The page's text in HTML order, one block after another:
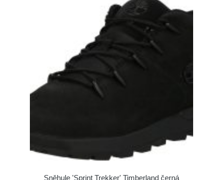
Sněhule 'Sprint Trekker' Timberland černá